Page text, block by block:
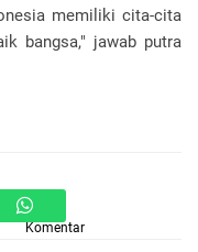
memiliki cita-cita
bangsa," jawab putra
Komentar